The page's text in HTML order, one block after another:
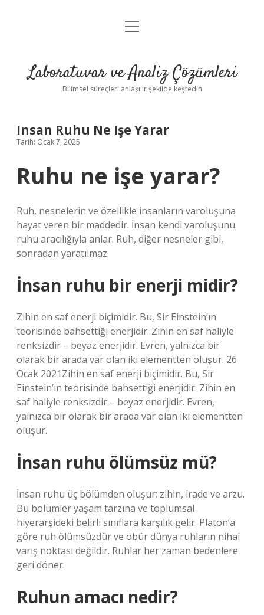
Anasayfa
Yasal Uyarı
menüyü
Laboratuvar ve Analiz Çözümleri
Bilimsel süreçleri anlaşılır şekilde keşfedin
Insan Ruhu Ne Işe Yarar
Tarih: Ocak 7, 2025
Ruhu ne işe yarar?
Ruh, nesnelerin ve özellikle insanların varoluşuna
hayat veren bir maddedir. İnsan kendi varoluşunu
ruhu aracılığıyla anlar. Ruh, diğer nesneler gibi,
sonradan yaratılmaz.
İnsan ruhu bir enerji midir?
Zihin en saf enerji biçimidir. Bu, Sir Einstein’ın
teorisinde bahsettiği enerjidir. Zihin en saf haliyle
renksizdir – beyaz enerjidir. Evren, yalnızca bir
olarak bir arada var olan iki elementten oluşur. 26
Ocak 2021Zihin en saf enerji biçimidir. Bu, Sir
Einstein’ın teorisinde bahsettiği enerjidir. Zihin en
saf haliyle renksizdir – beyaz enerjidir. Evren,
yalnızca bir olarak bir arada var olan iki elementten
oluşur.
İnsan ruhu ölümsüz mü?
İnsan ruhu üç bölümden oluşur: zihin, irade ve arzu.
Bu bölümler yaşam tarzına ve toplumsal
hiyerarşideki belirli sınıflara karşılık gelir. Platon’a
göre ruh ölümsüzdür ve öbür dünya ruhların nihai
varış noktası değildir. Ruhlar her zaman bedenlere
geri döner.
Ruhun amacı nedir?